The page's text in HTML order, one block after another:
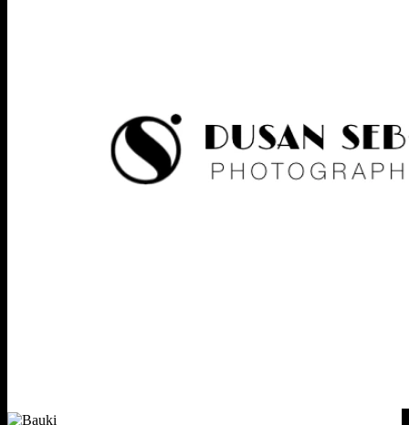
!Dusan